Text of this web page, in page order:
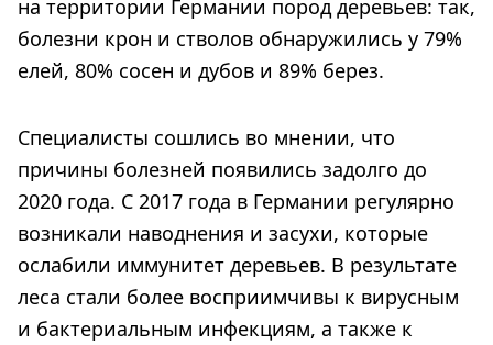
на территории Германии пород деревьев: так,
болезни крон и стволов обнаружились у 79%
елей, 80% сосен и дубов и 89% берез.
Специалисты сошлись во мнении, что
причины болезней появились задолго до
2020 года. С 2017 года в Германии регулярно
возникали наводнения и засухи, которые
ослабили иммунитет деревьев. В результате
леса стали более восприимчивы к вирусным
и бактериальным инфекциям, а также к